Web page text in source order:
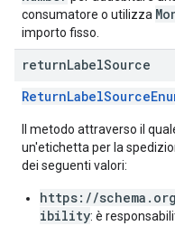
consumatore o utilizza
importo fisso.
returnLabelSource
Il metodo attraverso il
un'etichetta per la
dei seguenti valori:
https://
ibility: è